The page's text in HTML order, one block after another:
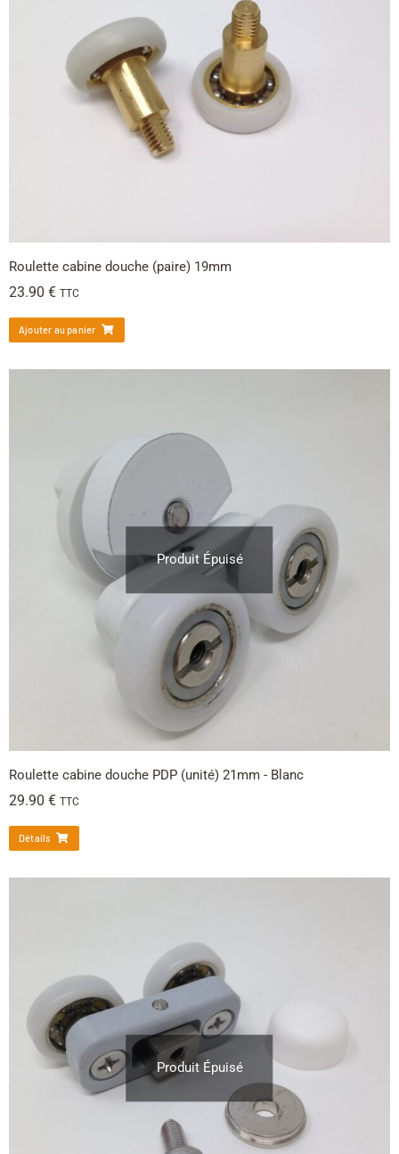
Roulette cabine douche (paire) 19mm
23.90 € TTC
Ajouter au panier
Produit Épuisé
Roulette cabine douche PDP (unité) 21mm - Blanc
29.90 € TTC
Détails
Produit Épuisé